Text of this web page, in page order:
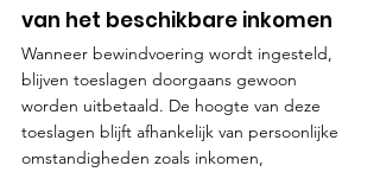
van het beschikbare inkomen
Wanneer bewindvoering wordt ingesteld,
blijven toeslagen doorgaans gewoon
worden uitbetaald. De hoogte van deze
toeslagen blijft afhankelijk van persoonlijke
omstandigheden zoals inkomen,